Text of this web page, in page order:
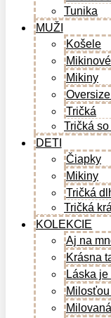
Tunika
MUŽI
Košele
Mikiny
Tričká
Tričká
DETI
Čiapky
Mikiny
Tričká
Tričká
KOLEKCIE
Aj na
Krásna
Láska
Milovaná